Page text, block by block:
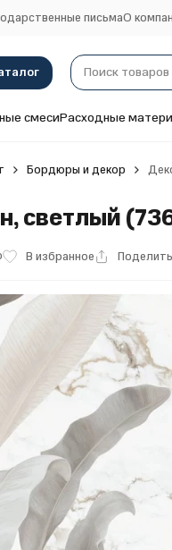
письмаО
смесиРасходные
Бордюры и декор
светлый
В избранное